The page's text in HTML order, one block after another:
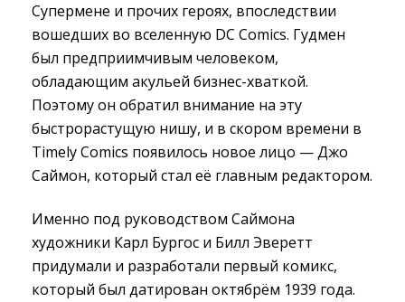
Супермене и прочих героях, впоследствии
вошедших во вселенную DC Comics. Гудмен
был предприимчивым человеком,
обладающим акульей бизнес-хваткой.
Поэтому он обратил внимание на эту
быстрорастущую нишу, и в скором времени в
Timely Comics появилось новое лицо — Джо
Саймон, который стал её главным редактором.
Именно под руководством Саймона
художники Карл Бургос и Билл Эверетт
придумали и разработали первый комикс,
который был датирован октябрём 1939 года.